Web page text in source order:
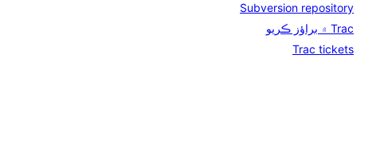
Subversion repository
Trac ۾ براؤز ڪريو
Trac tickets